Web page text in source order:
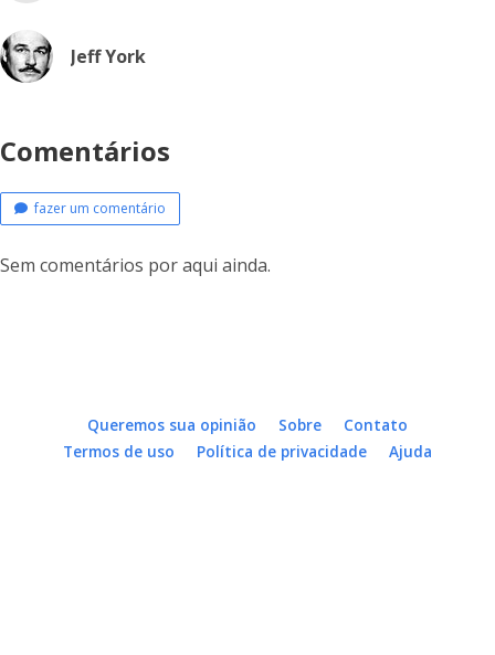
Jeff York
Comentários
fazer um comentário
Sem comentários por aqui ainda.
Queremos sua opinião Sobre
Contato
Termos de uso
Política de privacidade Ajuda